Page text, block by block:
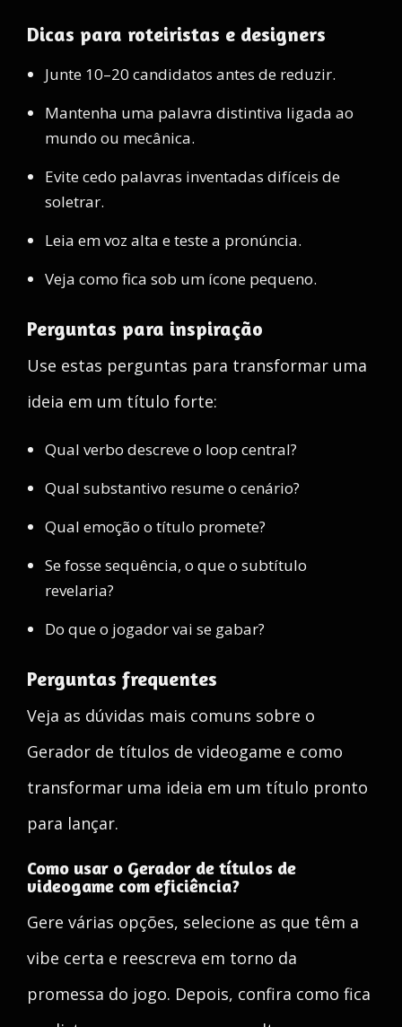
Dicas para roteiristas e designers
Junte 10–20 candidatos antes de reduzir.
Mantenha uma palavra distintiva ligada ao
mundo ou mecânica.
Evite cedo palavras inventadas difíceis de
soletrar.
Leia em voz alta e teste a pronúncia.
Veja como fica sob um ícone pequeno.
Perguntas para inspiração
Use estas perguntas para transformar uma
ideia em um título forte:
Qual verbo descreve o loop central?
Qual substantivo resume o cenário?
Qual emoção o título promete?
Se fosse sequência, o que o subtítulo
revelaria?
Do que o jogador vai se gabar?
Perguntas frequentes
Veja as dúvidas mais comuns sobre o
Gerador de títulos de videogame e como
transformar uma ideia em um título pronto
para lançar.
Como usar o Gerador de títulos de
videogame com eficiência?
Gere várias opções, selecione as que têm a
vibe certa e reescreva em torno da
promessa do jogo. Depois, confira como fica